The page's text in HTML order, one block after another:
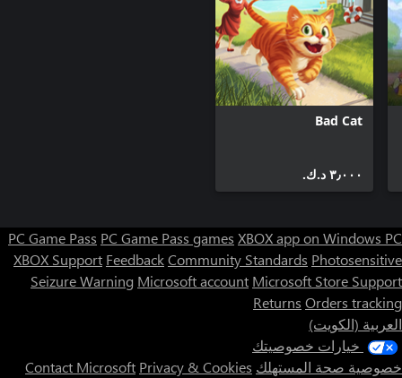
Bad Cat
٣٫٠٠٠ د.ك.‏
PC Game Pass PC Game Pass games XBOX app on Windows PC
XBOX Support FeedbackCommunity Standards Photosensitive
Seizure Warning Microsoft account Microsoft Store Support
Returns Orders tracking
العربية (الكويت)
خيارات خصوصيتك
خصوصية صحة المستهلك
Contact Microsoft Privacy & Cookies